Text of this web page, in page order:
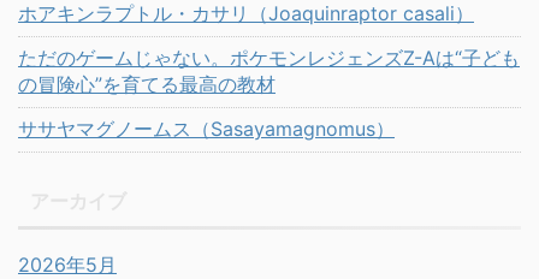
ホアキンラプトル・カサリ（Joaquinraptor casali）
ただのゲームじゃない。ポケモンレジェンズZ-Aは“子ども
の冒険心”を育てる最高の教材
ササヤマグノームス（Sasayamagnomus）
2026年5月